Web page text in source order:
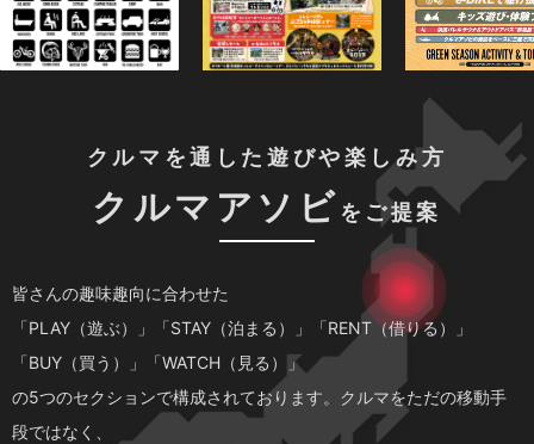
クルマを通した遊びや楽しみ方
クルマアソビ をご提案
皆さんの趣味趣向に合わせた
「PLAY（遊ぶ）」「STAY（泊まる）」「RENT（借りる）」
「BUY（買う）」「WATCH（見る）」
の5つのセクションで構成されております。クルマをただの移動手
段ではなく、